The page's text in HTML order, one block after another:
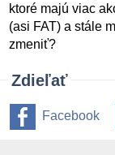
ktoré majú viac
(asi FAT) a stále
zmeniť?
Zdieľať
Facebook